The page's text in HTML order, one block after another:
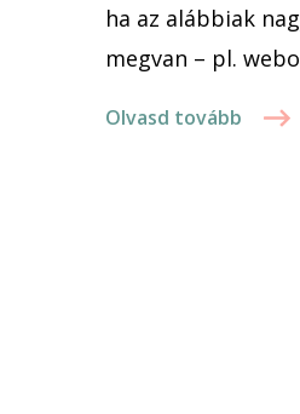
ha az alábbiak
megvan – pl.
Olvasd tovább